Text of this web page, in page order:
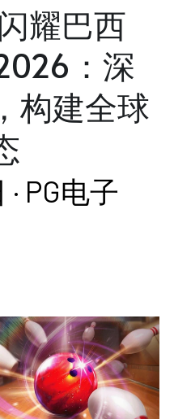
耀巴西
：深
构建全球
· PG电子